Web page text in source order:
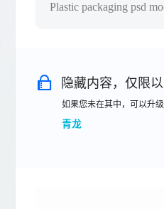
Plastic packaging psd
隐藏内容，仅限
如果您未在其中，可以升级
青龙